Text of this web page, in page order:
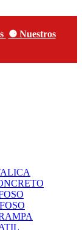
⚈ Nuestros